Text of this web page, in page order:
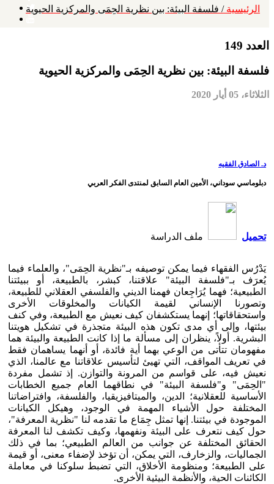
الرئيسية / فلسفة البيئة: بين نظرية الحِمَى والمركزية الحيوية
العدد 149
فلسفة البيئة: بين نظرية الحِمَى والمركزية الحيوية
الثلاثاء، 05 أيار 2020
د. الصادق الفقيه
دبلوماسي سوداني، الأمين العام السابق لمنتدى الفكر العربي
تحميل ملف الدراسة
يَدْرُس الفقهاء فيما يمكن توصيفه بـ"نظرية الحِمَى"، والعلماء فيما
يُعرَف بـ"فلسفة البيئة" علاقتنا، كبشر، بالطبيعة، أو ببيئتنا
الطبيعية؛ فهما يُرَاجِعان فهمنا الديني والفلسفي العقلاني للطبيعة،
وتصورنا الإنساني لقيمة الكيانات والمخلوقات الأخرى
واستحقاقاتها؛ إنهما يستكشفان كيف نعيش مع الطبيعة، وفي كنف
بيئتها، وإلى أي مدى تكون هذه البيئة متجذرة في تشكيل هويتنا
البشرية. أولاً، ينظران إلى مسألة ما إذا كانت الطبيعة والبيئة هما
مفهومان تتأتى من الوعي بهما أية فائدة، أو أنهما يساهمان فقط
في تعريف المواقف، التي تهيئ لتأسيس علاقاتنا مع عالمنا، الذي
نعيش فيه، على قواسم من المرونة والتوازن. إذ تشمل مفردة
"الحِمَى" و"فلسفة البيئة" في نطاقهما العام جميع الخطابات
الأساسية للعقلانية؛ الدين، والميتافيزيقيا، والفلسفة، وافتراضاتنا
المختلفة حول الأشياء المهمة في الوجود، وهيكل الكيانات
الموجودة في بيئتنا. إنها تمثل جِمَاع ما تقدمه لنا "نظرية المعرفة"،
حول كيف نتعرف على البيئة ونفهمها، وكيف تكشف لنا المعرفة
الحقائق المختلفة عن جوانب من العالم الطبيعي؛ بما في ذلك
الجماليات، والزخارف، التي يمكن، أن تؤخذ لإضفاء معنى، أو قيمة
على الطبيعة؛ ومنظومة الأخلاق، التي تضبط سلوكنا في معاملة
الكائنات الحية، والأنظمة البيئية الأخرى.